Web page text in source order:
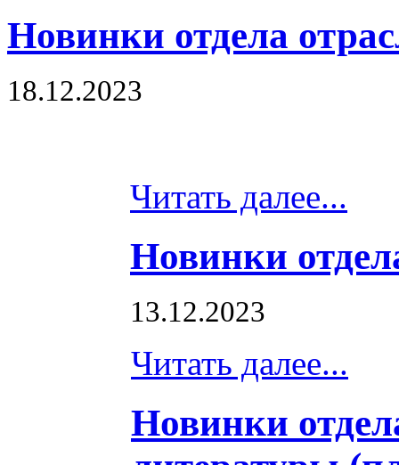
Новинки отдела
18.12.2023
Читать далее...
Новинки
13.12.2023
Читать далее...
Новинки